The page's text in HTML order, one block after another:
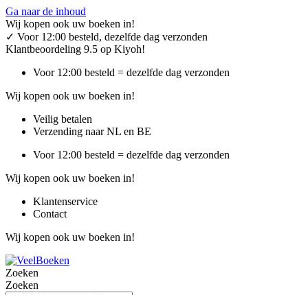
Ga naar de inhoud
Wij kopen ook uw boeken in!
✓ Voor 12:00 besteld, dezelfde dag verzonden
Klantbeoordeling 9.5 op Kiyoh!
Voor 12:00 besteld = dezelfde dag verzonden
Wij kopen ook uw boeken in!
Veilig betalen
Verzending naar NL en BE
Voor 12:00 besteld = dezelfde dag verzonden
Wij kopen ook uw boeken in!
Klantenservice
Contact
Wij kopen ook uw boeken in!
Zoeken
Zoeken